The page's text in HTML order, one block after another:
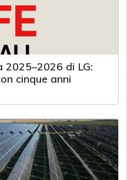
2025–2026 di LG:
cinque anni